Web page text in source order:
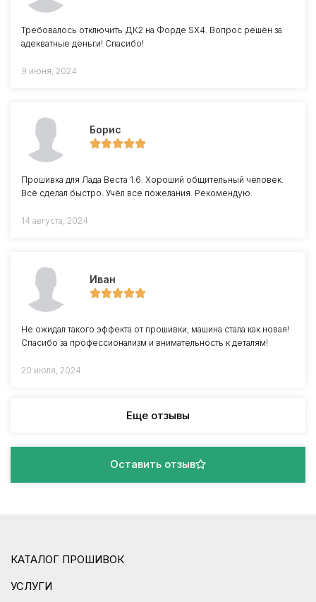
Требовалось отключить ДК2 на Форде SX4. Вопрос решён за
адекватные деньги! Спасибо!
9 июня, 2024
Борис
Прошивка для Лада Веста 1.6. Хороший общительный человек.
Всё сделал быстро. Учёл все пожелания. Рекомендую.
14 августа, 2024
Иван
Не ожидал такого эффекта от прошивки, машина стала как новая!
Спасибо за профессионализм и внимательность к деталям!
20 июля, 2024
Еще отзывы
Оставить отзыв
КАТАЛОГ ПРОШИВОК
УСЛУГИ